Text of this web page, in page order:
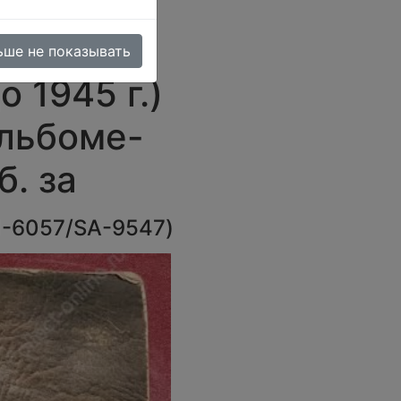
марок
1945 г.)
за
6057/SA-9547)
не показывать